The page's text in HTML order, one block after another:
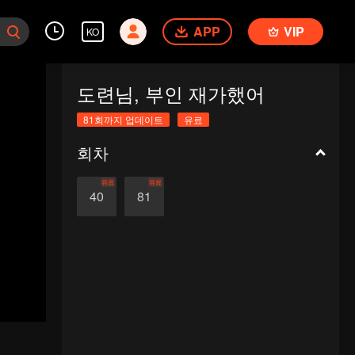
KO APP VIP
도련님, 부인 재가했어
81회까지 업데이트 유료
회차
40
유료
81
유료